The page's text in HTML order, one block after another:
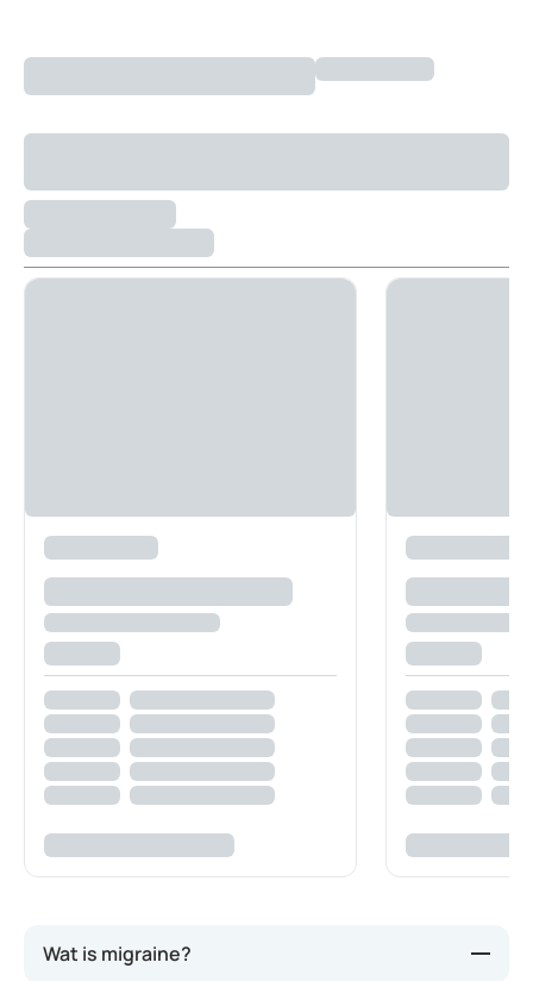
Wat is migraine?